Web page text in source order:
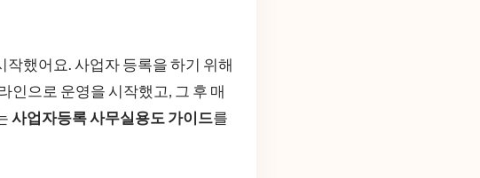
했어요. 사업자 등록을 하기 위해
인으로 운영을 시작했고, 그 후 매
사업자등록 사무실용도 가이드를